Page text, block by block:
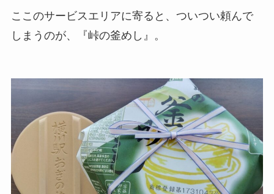
ここのサービスエリアに寄ると、ついつい頼んで
しまうのが、『峠の釜めし』。